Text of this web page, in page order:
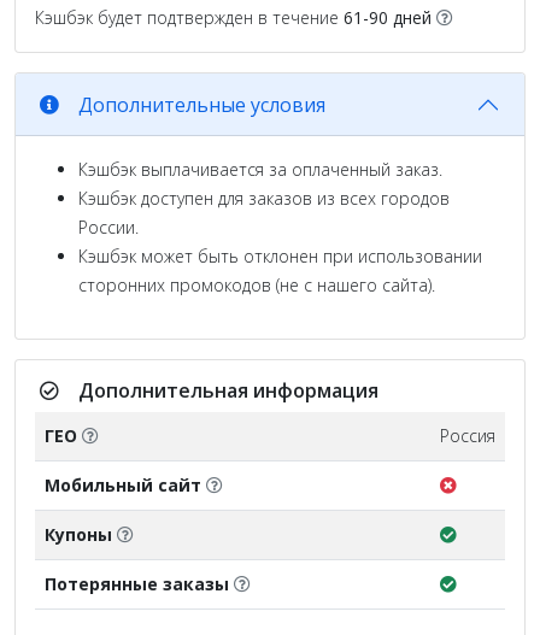
Кэшбэк будет подтвержден в течение 61-90 дней
Дополнительные условия
Кэшбэк выплачивается за оплаченный заказ.
Кэшбэк доступен для заказов из всех городов
России.
Кэшбэк может быть отклонен при использовании
сторонних промокодов (не с нашего сайта).
Дополнительная информация
ГЕО Россия
Мобильный сайт
Купоны
Потерянные заказы